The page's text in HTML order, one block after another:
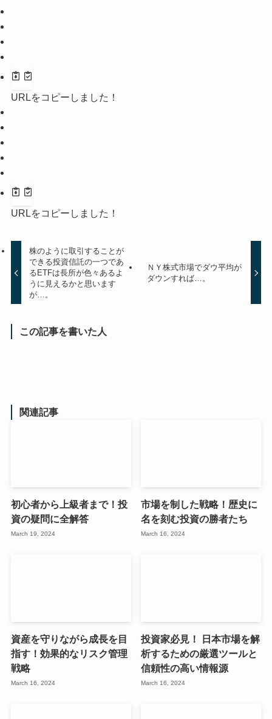
URLをコピーしました！
URLをコピーしました！
株のように取引することが
できる投資信託の一つであ
るETFは長所が色々あるよ
うに見えるかと思います
が…。
ＮＹ株式市場でダウ平均が
ダウンすれば…。
この記事を書いた人
関連記事
初心者から上級者まで！投
資の疑問に全解答
March 19, 2024
市場を制した戦略！歴史に
名を刻む投資の勝者たち
March 16, 2024
資産を守りながら成長を目
指す！効果的なリスク管理
戦略
March 16, 2024
投資家必見！ 日本市場を解
析するための厳選ツールと
信頼性の高い情報源
March 16, 2024